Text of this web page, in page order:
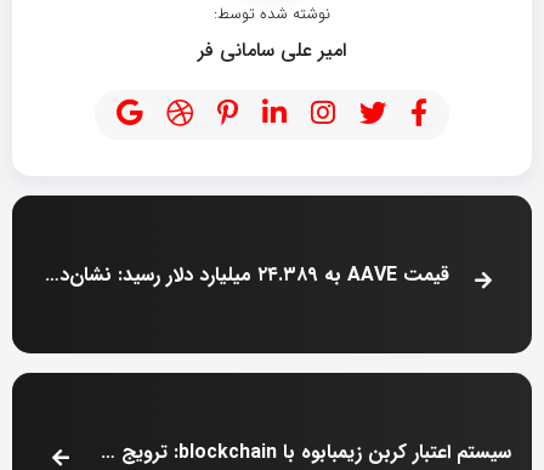
نوشته شده توسط:
امیر علی سامانی فر
قیمت AAVE به ۲۴.۳۸۹ میلیارد دلار رسید: نشان‌دهنده اعتماد سرمایه‌گذاران به پروتکل DEFI
سیستم اعتبار کربن زیمبابوه با blockchain: ترویج فعالیت‌های محیط‌زیستی و افزایش اعتماد سرمایه‌گذاران